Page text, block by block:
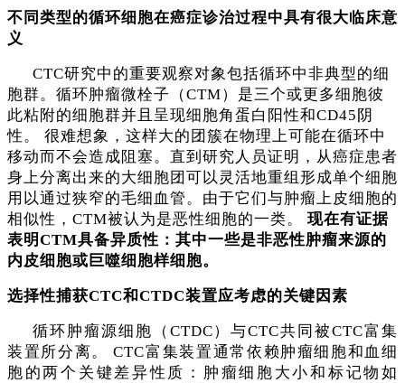
不同类型的循环细胞在癌症诊治过程中具有很大临床意
义
CTC研究中的重要观察对象包括循环中非典型的细
胞群。循环肿瘤微栓子（CTM）是三个或更多细胞彼
此粘附的细胞群并且呈现细胞角蛋白阳性和CD45阴
性。 很难想象，这样大的团簇在物理上可能在循环中
移动而不会造成阻塞。直到研究人员证明，从癌症患者
身上分离出来的大细胞团可以灵活地重组形成单个细胞
用以通过狭窄的毛细血管。由于它们与肿瘤上皮细胞的
相似性，CTM被认为是恶性细胞的一类。
现在有证据
表明CTM具备异质性：其中一些是非恶性肿瘤来源的
内皮细胞或巨噬细胞样细胞。
选择性捕获CTC和CTDC装置应考虑的关键因素
循环肿瘤源细胞（ CTDC）与CTC共同被CTC富集
装置所分离。 CTC富集装置通常依赖肿瘤细胞和血细
胞的两个关键差异性质：肿瘤细胞大小和标记物如